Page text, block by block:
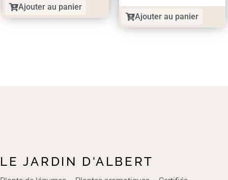
Ajouter au panier
Ajouter au panier
LE JARDIN D'ALBERT